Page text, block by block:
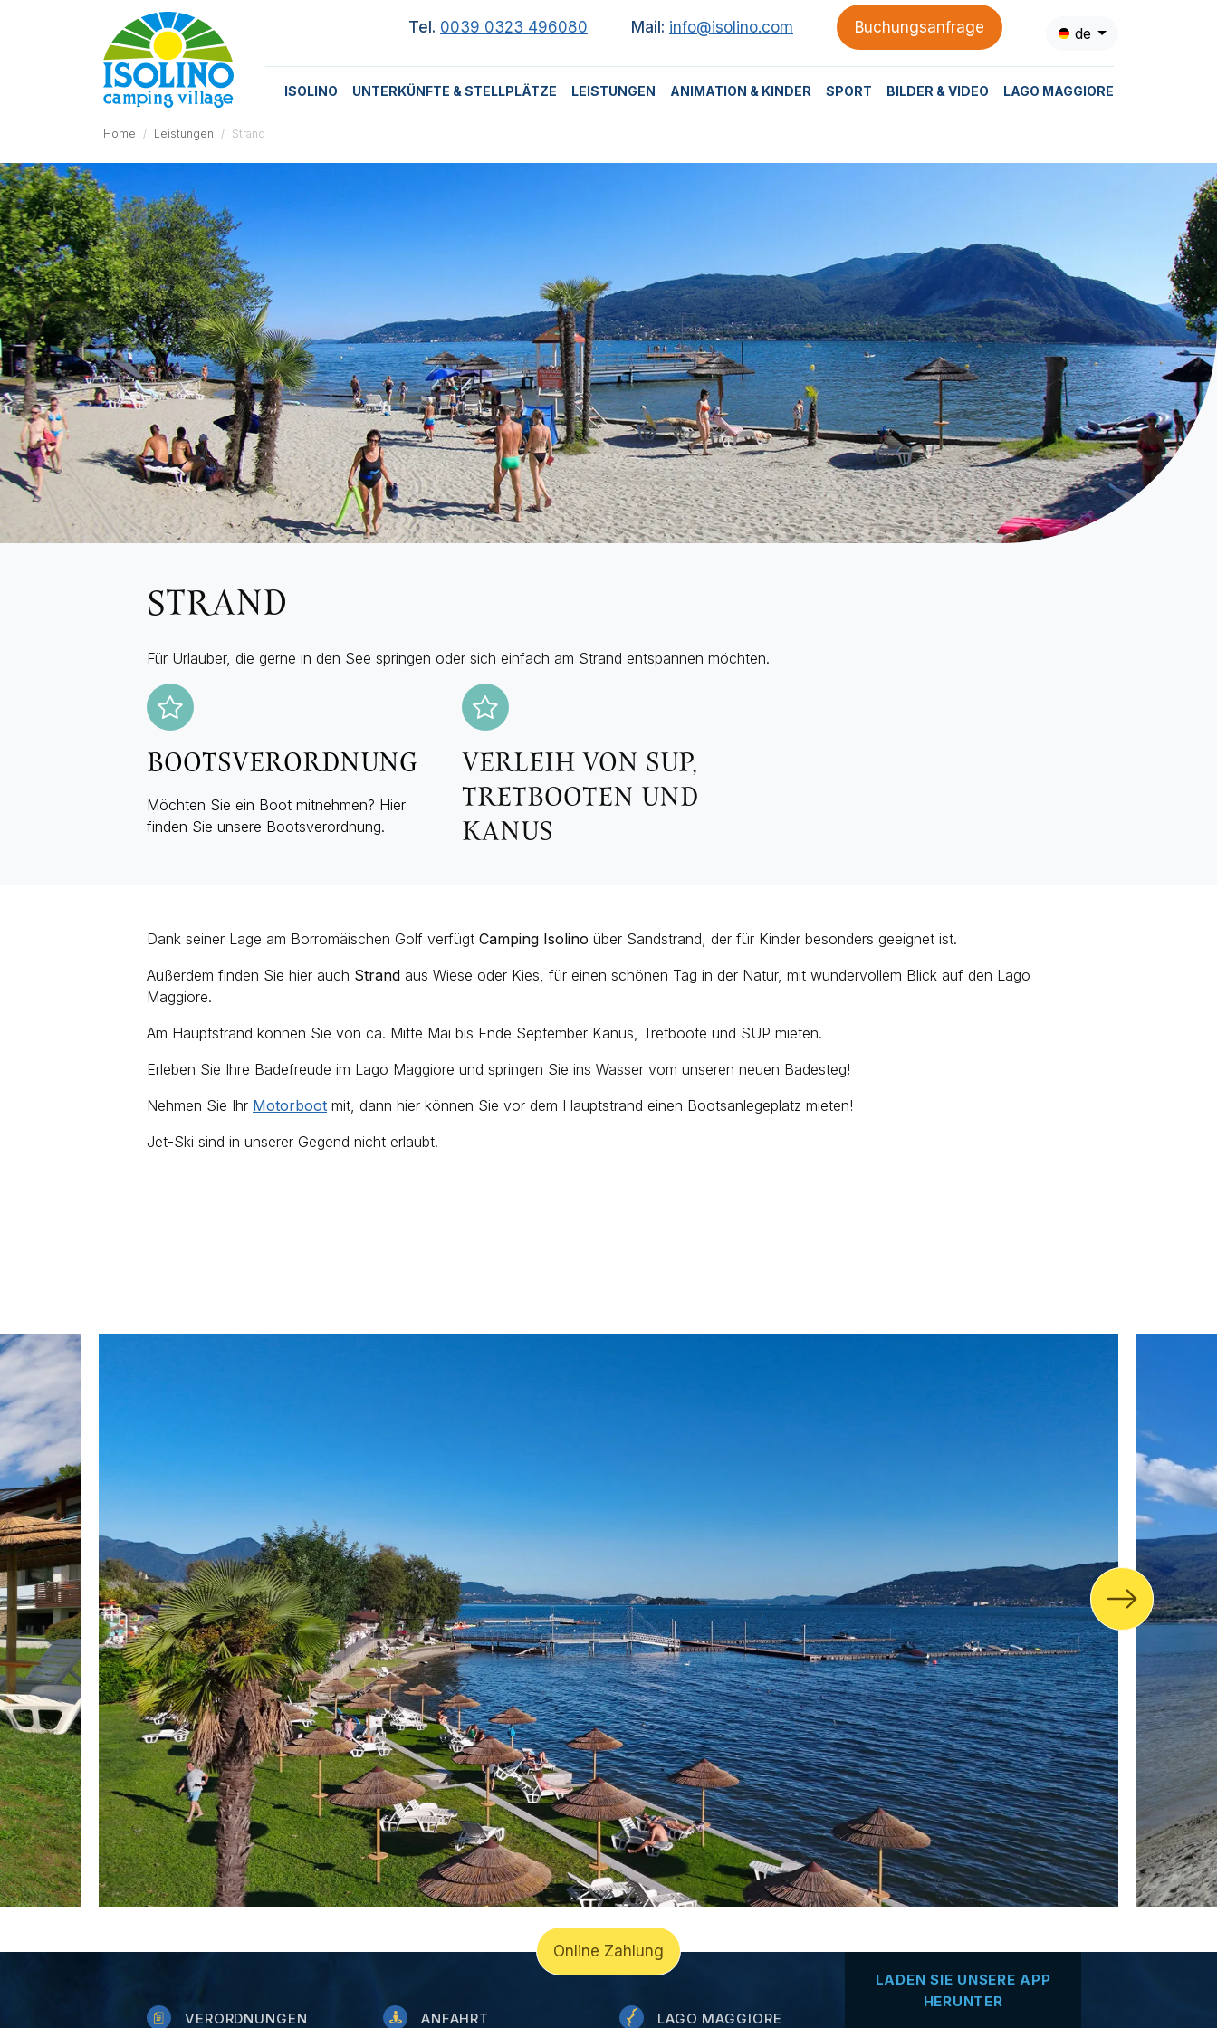
Tel. 0039 0323 496080 Mail: info@isolino.com Buchungsanfrage de
ISOLINO UNTERKÜNFTE & STELLPLÄTZE LEISTUNGEN ANIMATION & KINDER SPORT BILDER & VIDEO LAGO MAGGIORE
Home Leistungen Strand
STRAND
Für Urlauber, die gerne in den See springen oder sich einfach am Strand entspannen möchten.
BOOTSVERORDNUNG
Möchten Sie ein Boot mitnehmen? Hier
finden Sie unsere Bootsverordnung.
VERLEIH VON SUP,
TRETBOOTEN UND
KANUS
Dank seiner Lage am Borromäischen Golf verfügt Camping Isolino über Sandstrand, der für Kinder besonders geeignet ist.
Außerdem finden Sie hier auch Strand aus Wiese oder Kies, für einen schönen Tag in der Natur, mit wundervollem Blick auf den Lago
Maggiore.
Am Hauptstrand können Sie von ca. Mitte Mai bis Ende September Kanus, Tretboote und SUP mieten.
Erleben Sie Ihre Badefreude im Lago Maggiore und springen Sie ins Wasser vom unseren neuen Badesteg!
Nehmen Sie Ihr Motorboot mit, dann hier können Sie vor dem Hauptstrand einen Bootsanlegeplatz mieten!
Jet-Ski sind in unserer Gegend nicht erlaubt.
VERORDNUNGEN ANFAHRT LAGO MAGGIORE
LADEN SIE UNSERE APP
HERUNTER
Online Zahlung